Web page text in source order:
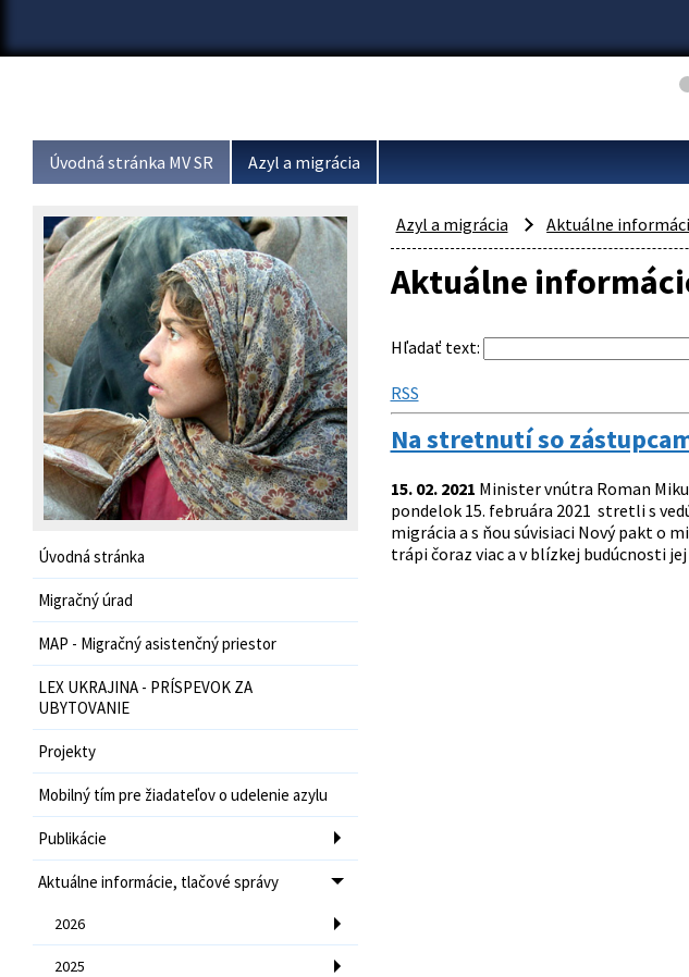
Úvodná stránka MV SR Azyl a migrácia
Úvodná stránka
Migračný úrad
MAP - Migračný asistenčný priestor
LEX UKRAJINA - PRÍSPEVOK ZA
UBYTOVANIE
Projekty
Mobilný tím pre žiadateľov o udelenie azylu
Publikácie
Aktuálne informácie, tlačové správy
2026
2025
Azyl a migrácia Aktuálne
Aktuálne
Hľadať text:
RSS
Na stretnutí so
15. 02. 2021 Minister vnútra Roman
pondelok 15. februára 2021 stretli s
migrácia a s ňou súvisiaci Nový pakt o
trápi čoraz viac a v blízkej budúcnosti jej